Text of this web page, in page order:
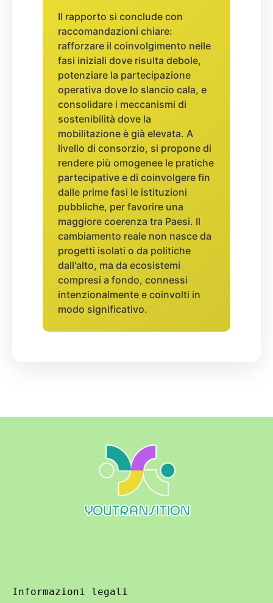
Il rapporto si conclude con
raccomandazioni chiare:
rafforzare il coinvolgimento nelle
fasi iniziali dove risulta debole,
potenziare la partecipazione
operativa dove lo slancio cala, e
consolidare i meccanismi di
sostenibilità dove la
mobilitazione è già elevata. A
livello di consorzio, si propone di
rendere più omogenee le pratiche
partecipative e di coinvolgere fin
dalle prime fasi le istituzioni
pubbliche, per favorire una
maggiore coerenza tra Paesi. Il
cambiamento reale non nasce da
progetti isolati o da politiche
dall'alto, ma da ecosistemi
compresi a fondo, connessi
intenzionalmente e coinvolti in
modo significativo.
Informazioni legali